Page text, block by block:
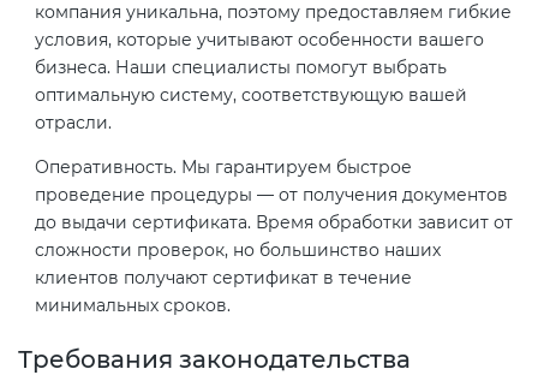
компания уникальна, поэтому предоставляем гибкие
условия, которые учитывают особенности вашего
бизнеса. Наши специалисты помогут выбрать
оптимальную систему, соответствующую вашей
отрасли.
Оперативность. Мы гарантируем быстрое
проведение процедуры — от получения документов
до выдачи сертификата. Время обработки зависит от
сложности проверок, но большинство наших
клиентов получают сертификат в течение
минимальных сроков.
Требования законодательства